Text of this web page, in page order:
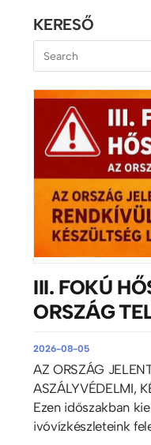
KERESŐ
III. FOKÚ
ORSZÁG
2026-08-05
AZ ORSZÁG
ASZÁLYVÉDELMI,
Ezen időszakban
ivóvízkészleteink